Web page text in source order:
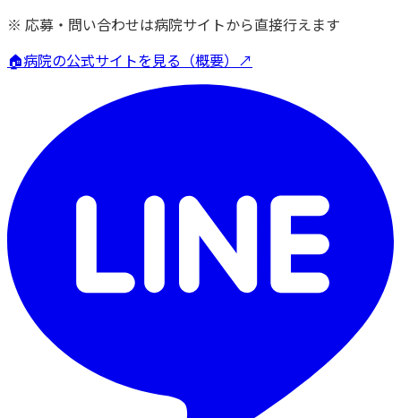
※ 応募・問い合わせは病院サイトから直接行えます
🏠病院の公式サイトを見る（概要）↗